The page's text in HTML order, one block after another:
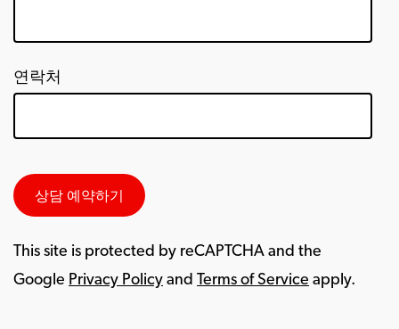
연락처
This site is protected by reCAPTCHA and the
Google Privacy Policy and Terms of Service apply.